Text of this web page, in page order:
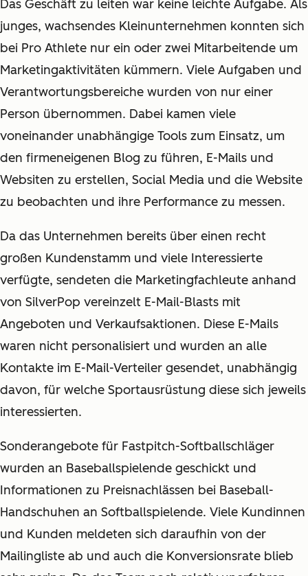
Das Geschäft zu leiten war keine leichte Aufgabe. Als
junges, wachsendes Kleinunternehmen konnten sich
bei Pro Athlete nur ein oder zwei Mitarbeitende um
Marketingaktivitäten kümmern. Viele Aufgaben und
Verantwortungsbereiche wurden von nur einer
Person übernommen. Dabei kamen viele
voneinander unabhängige Tools zum Einsatz, um
den firmeneigenen Blog zu führen, E-Mails und
Websiten zu erstellen, Social Media und die Website
zu beobachten und ihre Performance zu messen.
Da das Unternehmen bereits über einen recht
großen Kundenstamm und viele Interessierte
verfügte, sendeten die Marketingfachleute anhand
von SilverPop vereinzelt E-Mail-Blasts mit
Angeboten und Verkaufsaktionen. Diese E-Mails
waren nicht personalisiert und wurden an alle
Kontakte im E-Mail-Verteiler gesendet, unabhängig
davon, für welche Sportausrüstung diese sich jeweils
interessierten.
Sonderangebote für Fastpitch-Softballschläger
wurden an Baseballspielende geschickt und
Informationen zu Preisnachlässen bei Baseball-
Handschuhen an Softballspielende. Viele Kundinnen
und Kunden meldeten sich daraufhin von der
Mailingliste ab und auch die Konversionsrate blieb